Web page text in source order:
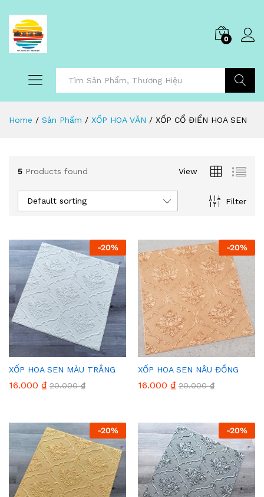
0
Home / Sản Phẩm / XỐP HOA VĂN / XỐP CỔ ĐIỂN HOA SEN
5 Products found View
Filter
Default sorting
-20%
XỐP HOA SEN MÀU TRẮNG
16.000 ₫ 20.000₫
-20%
XỐP HOA SEN NÂU ĐỒNG
16.000 ₫ 20.000₫
-20% -20%